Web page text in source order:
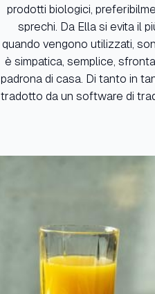
prodotti biologici,
sprechi. Da Ella si evita il
quando vengono utilizzati,
è simpatica, semplice,
padrona di casa. Di tanto in
tradotto da un software di